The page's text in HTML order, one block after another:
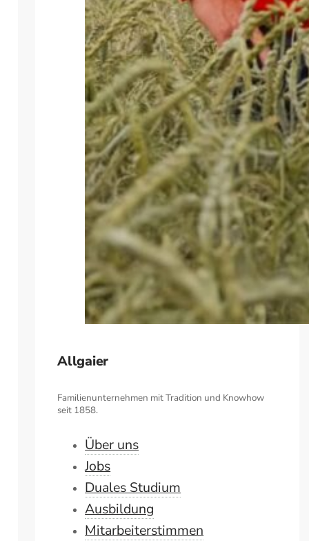
Allgaier
Familienunternehmen mit Tradition und Knowhow
seit 1858.
Über uns
Jobs
Duales Studium
Ausbildung
Mitarbeiterstimmen